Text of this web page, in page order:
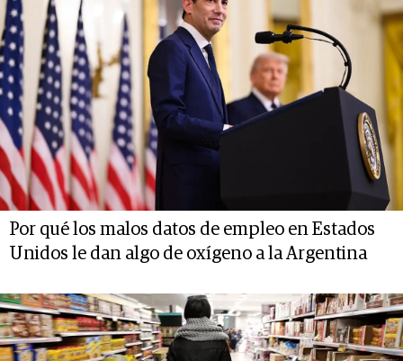
Por qué los malos datos de empleo en Estados
Unidos le dan algo de oxígeno a la Argentina